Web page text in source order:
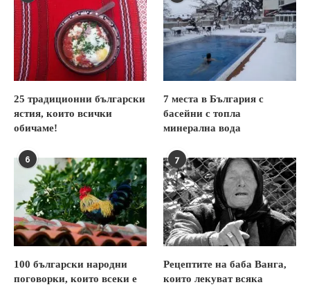
25 традиционни български
ястия, които всички
обичаме!
7 места в България с
басейни с топла
минерална вода
6
100 български народни
поговорки, които всеки е
7
Рецептите на баба Ванга,
които лекуват всяка